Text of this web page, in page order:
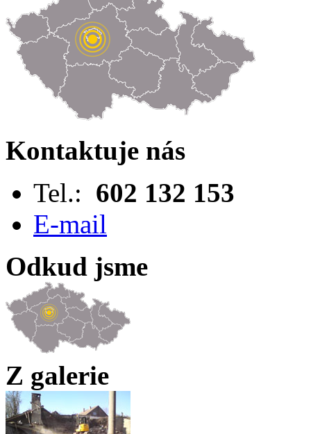
Kontaktuje nás
Tel.: 602 132 153
E-mail
Odkud jsme
Z galerie